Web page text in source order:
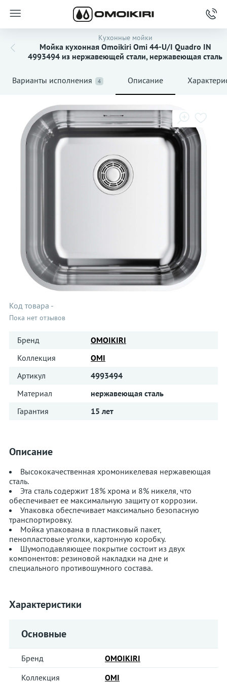
Кухонные мойки
Мойка кухонная Omoikiri Omi 44-U/I Quadro IN
4993494 из нержавеющей стали, нержавеющая сталь
Варианты исполнения 4 Описание
Код товара -
Пока нет отзывов
Бренд
OMOIKIRI
Коллекция
OMI
Артикул
4993494
Материал
нержавеющая сталь
Гарантия
15 лет
Описание
Высококачественная хромоникелевая нержавеющая
сталь.
Эта сталь содержит 18% хрома и 8% никеля, что
обеспечивает ее максимальную защиту от коррозии.
Упаковка обеспечивает максимально безопасную
транспортировку.
Мойка упакована в пластиковый пакет,
пенопластовые уголки, картонную коробку.
Шумоподавляющее покрытие состоит из двух
компонентов: резиновой накладки на дне и
специального противошумного состава.
Характеристики
Основные
Бренд
OMOIKIRI
Коллекция
OMI